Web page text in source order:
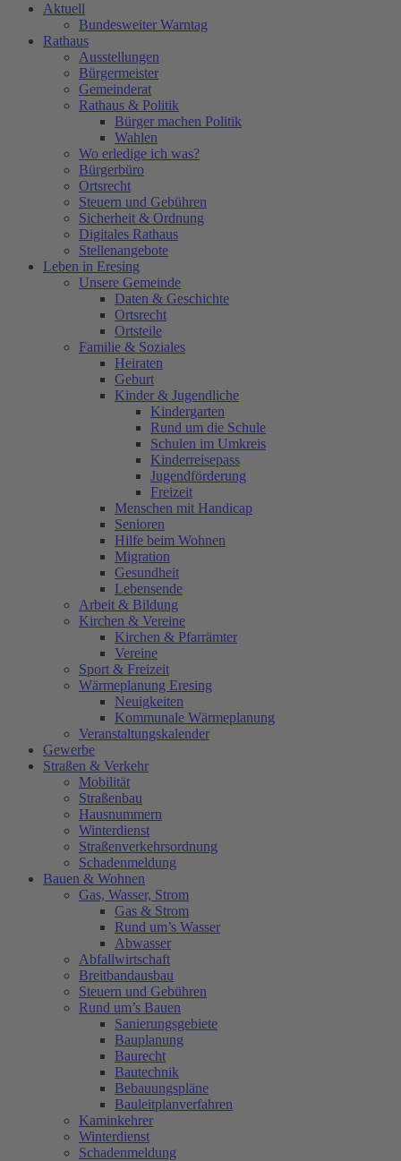
Aktuell
Bundesweiter Warntag
Rathaus
Ausstellungen
Bürgermeister
Gemeinderat
Rathaus & Politik
Bürger machen Politik
Wahlen
Wo erledige ich was?
Bürgerbüro
Ortsrecht
Steuern und Gebühren
Sicherheit & Ordnung
Digitales Rathaus
Stellenangebote
Leben in Eresing
Unsere Gemeinde
Daten & Geschichte
Ortsrecht
Ortsteile
Familie & Soziales
Heiraten
Geburt
Kinder & Jugendliche
Kindergarten
Rund um die Schule
Schulen im Umkreis
Kinderreisepass
Jugendförderung
Freizeit
Menschen mit Handicap
Senioren
Hilfe beim Wohnen
Migration
Gesundheit
Lebensende
Arbeit & Bildung
Kirchen & Vereine
Kirchen & Pfarrämter
Vereine
Sport & Freizeit
Wärmeplanung Eresing
Neuigkeiten
Kommunale Wärmeplanung
Veranstaltungskalender
Gewerbe
Straßen & Verkehr
Mobilität
Straßenbau
Hausnummern
Winterdienst
Straßenverkehrsordnung
Schadenmeldung
Bauen & Wohnen
Gas, Wasser, Strom
Gas & Strom
Rund um’s Wasser
Abwasser
Abfallwirtschaft
Breitbandausbau
Steuern und Gebühren
Rund um’s Bauen
Sanierungsgebiete
Bauplanung
Baurecht
Bautechnik
Bebauungspläne
Bauleitplanverfahren
Kaminkehrer
Winterdienst
Schadenmeldung